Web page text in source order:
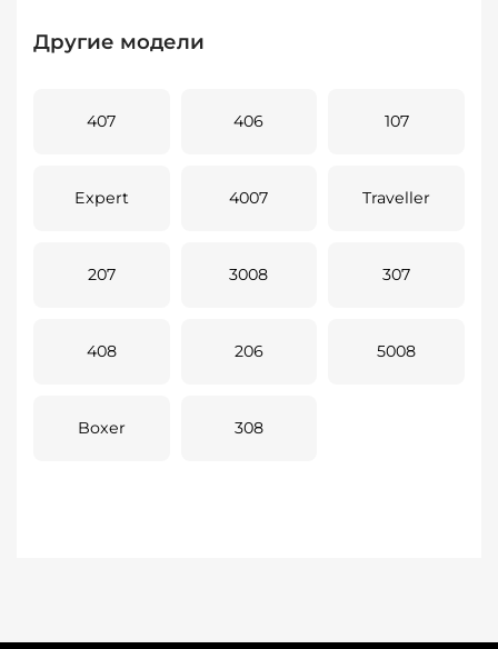
Другие модели
407 406 107
Expert 4007 Traveller
207 3008 307
408 206 5008
Boxer 308